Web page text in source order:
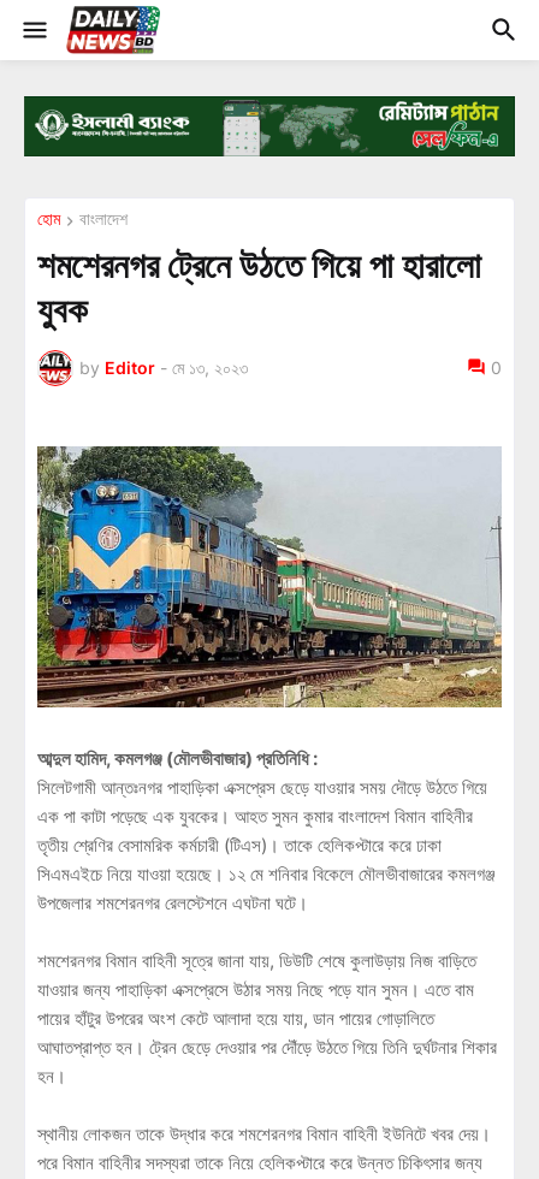
হোম বাংলাদেশ
শমশেরনগর ট্রেনে উঠতে গিয়ে পা হারালো
যুবক
by Editor - মে ১৩, ২০২৩ 0
আব্দুল হামিদ, কমলগঞ্জ (মৌলভীবাজার) প্রতিনিধি :
সিলেটগামী আন্তঃনগর পাহাড়িকা এক্সপ্রেস ছেড়ে যাওয়ার সময় দৌড়ে উঠতে গিয়ে
এক পা কাটা পড়েছে এক যুবকের। আহত সুমন কুমার বাংলাদেশ বিমান বাহিনীর
তৃতীয় শ্রেণির বেসামরিক কর্মচারী (টিএস)। তাকে হেলিকপ্টারে করে ঢাকা
সিএমএইচে নিয়ে যাওয়া হয়েছে। ১২ মে শনিবার বিকেলে মৌলভীবাজারের কমলগঞ্জ
উপজেলার শমশেরনগর রেলস্টেশনে এঘটনা ঘটে।
শমশেরনগর বিমান বাহিনী সূত্রে জানা যায়, ডিউটি শেষে কুলাউড়ায় নিজ বাড়িতে
যাওয়ার জন্য পাহাড়িকা এক্সপ্রেসে উঠার সময় নিছে পড়ে যান সুমন। এতে বাম
পায়ের হাঁটুর উপরের অংশ কেটে আলাদা হয়ে যায়, ডান পায়ের গোড়ালিতে
আঘাতপ্রাপ্ত হন। ট্রেন ছেড়ে দেওয়ার পর দৌঁড়ে উঠতে গিয়ে তিনি দুর্ঘটনার শিকার
হন।
স্থানীয় লোকজন তাকে উদ্ধার করে শমশেরনগর বিমান বাহিনী ইউনিটে খবর দেয়।
পরে বিমান বাহিনীর সদস্যরা তাকে নিয়ে হেলিকপ্টারে করে উন্নত চিকিৎসার জন্য